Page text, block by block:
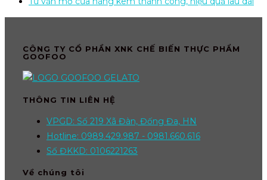
CÔNG TY CỔ PHẦN XNK CHẾ BIẾN THỰC PHẨM
GOOFOO
THÔNG TIN LIÊN HỆ
VPGD: Số 219 Xã Đàn, Đống Đa, HN
Hotline: 0989.429.987 - 0981.660.616
Số ĐKKD: 0106221263
Về chúng tôi